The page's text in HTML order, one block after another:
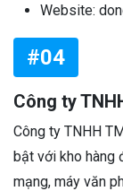
Website:
#04
Công ty
Công ty TNHH
bật với kho hàng
mạng, máy văn